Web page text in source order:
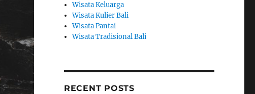
Wisata Keluarga
Wisata Kulier Bali
Wisata Pantai
Wisata Tradisional Bali
RECENT POSTS